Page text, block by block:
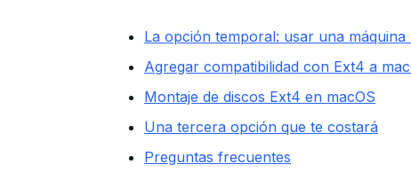
La opción temporal: usar una máquina
Agregar compatibilidad con Ext4 a
Montaje de discos Ext4 en macOS
Una tercera opción que te costará
Preguntas frecuentes